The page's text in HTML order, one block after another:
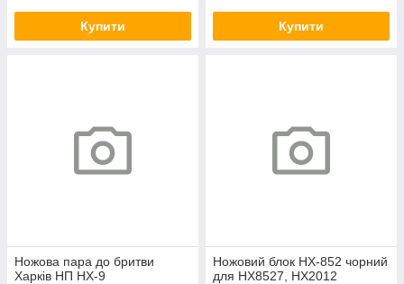
Купити Купити
Ножова пара до бритви
Харків НП НХ-9
Ножовий блок НХ-852 чорний
для НХ8527, НХ2012